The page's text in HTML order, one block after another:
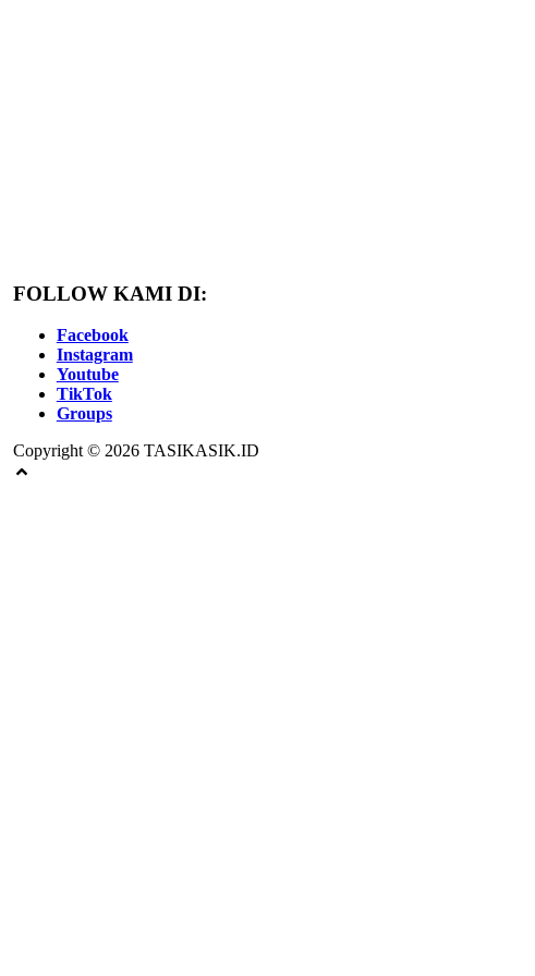
FOLLOW KAMI DI:
Facebook
Instagram
Youtube
TikTok
Groups
Copyright © 2026 TASIKASIK.ID